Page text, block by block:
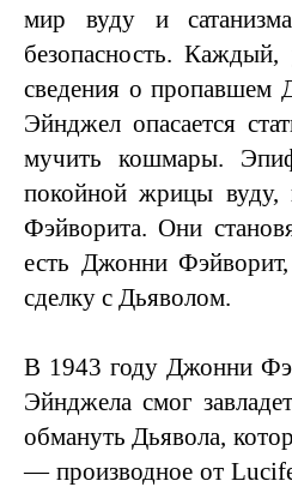
мир вуду и
безопасность.
сведения о пропавшем
Эйнджел опасается
мучить кошмары.
покойной жрицы вуду,
Фэйворита. Они
есть Джонни
сделку с Дьяволом.
В 1943 году Джонни
Эйнджела смог
обмануть Дьявола,
— производное от